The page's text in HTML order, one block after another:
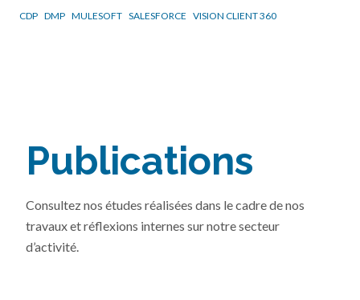
CDP DMP MULESOFT SALESFORCE VISION CLIENT 360
Publications
Consultez nos études réalisées dans le cadre de nos
travaux et réflexions internes sur notre secteur
d’activité.